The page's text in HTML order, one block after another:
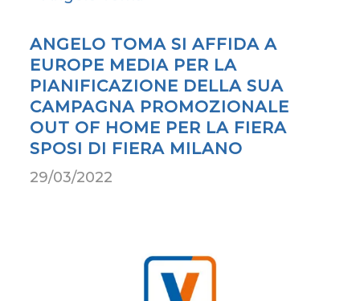
ANGELO TOMA SI AFFIDA A
EUROPE MEDIA PER LA
PIANIFICAZIONE DELLA SUA
CAMPAGNA PROMOZIONALE
OUT OF HOME PER LA FIERA
SPOSI DI FIERA MILANO
29/03/2022